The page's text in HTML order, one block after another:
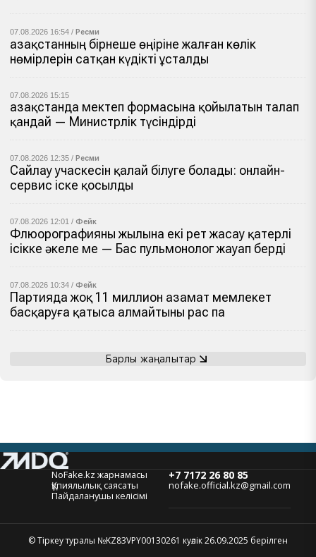
07.08.2026 16:54 / Ресми
Қазақстанның бірнеше өңіріне жалған көлік
нөмірлерін сатқан күдікті ұсталды
07.08.2026 15:15
Қазақстанда мектеп формасына қойылатын талап
қандай — Министрлік түсіндірді
07.08.2026 12:35 / Ресми
Сайлау учаскесін қалай білуге болады: онлайн-
сервис іске қосылды
07.08.2026 12:01 / Фейк
Флюорографияны жылына екі рет жасау қатерлі
ісікке әкеле ме — Бас пульмонолог жауап берді
07.08.2026 10:34 / Фейк
Партияда жоқ 11 миллион азамат мемлекет
басқаруға қатыса алмайтыны рас па
Барлық жаңалықтар
+7 7172 26 80 85
nofake.official.kz@gmail.com
NoFake.kz жарнамасы
Құпиялылық саясаты
Пайдаланушы келісімі
© Тіркеу туралы №KZ83VPY00130261 куәлік 26.09.2025 берілген